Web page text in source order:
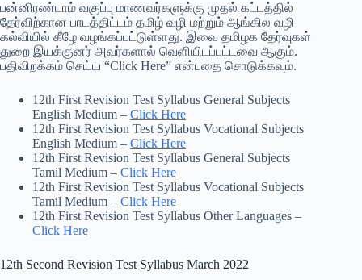
பன்னிரண்டாம் வகுப்பு மாணவர்களுக்கு முதல் கட்டத்தில்
தேர்விற்கான பாடத்திட்டம் தமிழ் வழி மற்றும் ஆங்கில வழி
கல்வியில் கீழே வழங்கப்பட்டுள்ளது. இவை தமிழக தேர்வுகள்
துறை இயக்குனர் அவர்களால் வெளியிடப்பட்டவை ஆகும்.
பதிவிறக்கம் செய்ய “Click Here” என்பதை சொடுக்கவும்.
12th First Revision Test Syllabus General Subjects
English Medium – Click Here
12th First Revision Test Syllabus Vocational Subjects
English Medium – Click Here
12th First Revision Test Syllabus General Subjects
Tamil Medium – Click Here
12th First Revision Test Syllabus Vocational Subjects
Tamil Medium – Click Here
12th First Revision Test Syllabus Other Languages –
Click Here
12th Second Revision Test Syllabus March 2022